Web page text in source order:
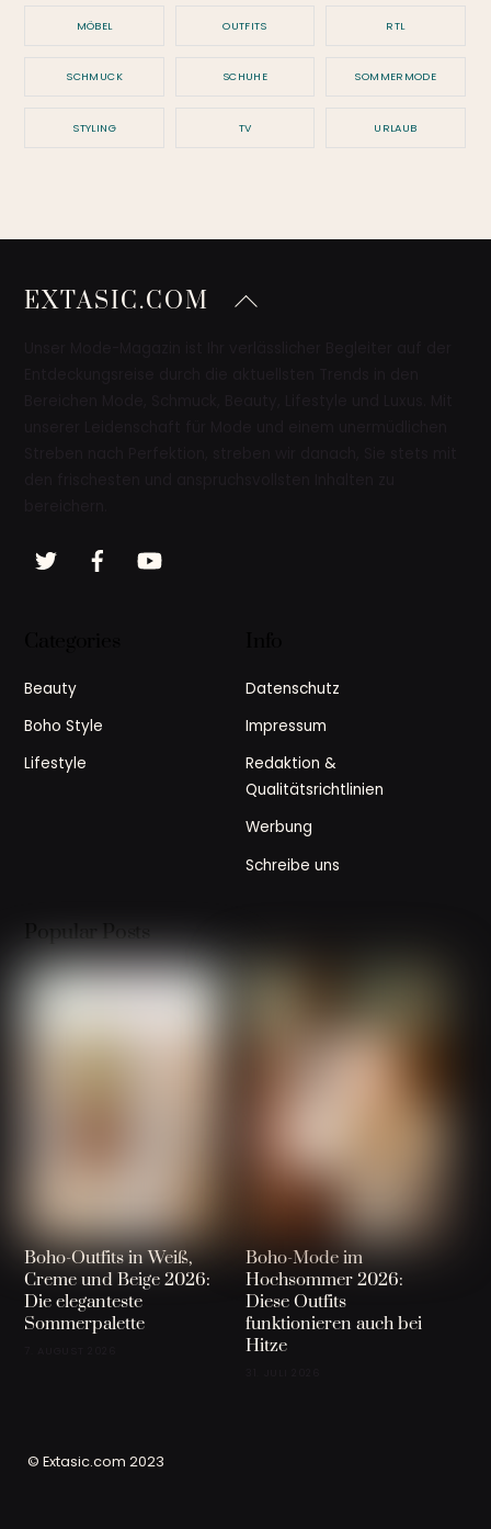
MÖBEL OUTFITS RTL
SCHMUCK SCHUHE SOMMERMODE
STYLING TV URLAUB
Back
EXTASIC.COM
Twitter
Beauty
Boho Style
Lifestyle
Datenschutz
Impressum
Redaktion &
Qualitätsrichtlinien
Werbung
Schreibe uns
Popular Posts
Boho-Outfits in Weiß,
Creme und Beige 2026:
Die eleganteste
Sommerpalette
Boho-Mode im
Hochsommer 2026:
Diese Outfits
funktionieren auch bei
Hitze
© Extasic.com 2023